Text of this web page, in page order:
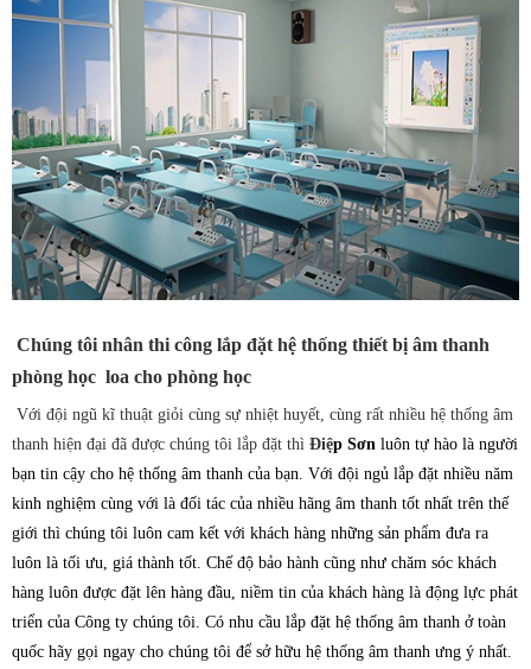
Chúng tôi nhân thi công lắp đặt hệ thống thiết bị âm thanh
phòng học loa cho phòng học
Với đội ngũ kĩ thuật giỏi cùng sự nhiệt huyết, cùng rất nhiều hệ thống âm
thanh hiện đại đã được chúng tôi lắp đặt thì Điệp Sơn luôn tự hào là người
bạn tin cậy cho hệ thống âm thanh của bạn. Với đội ngủ lắp đặt nhiều năm
kinh nghiệm cùng với là đối tác của nhiều hãng âm thanh tốt nhất trên thế
giới thì chúng tôi luôn cam kết với khách hàng những sản phẩm đưa ra
luôn là tối ưu, giá thành tốt. Chế độ bảo hành cũng như chăm sóc khách
hàng luôn được đặt lên hàng đầu, niềm tin của khách hàng là động lực phát
triển của Công ty chúng tôi. Có nhu cầu lắp đặt hệ thống âm thanh ở toàn
quốc hãy gọi ngay cho chúng tôi để sở hữu hệ thống âm thanh ưng ý nhất.